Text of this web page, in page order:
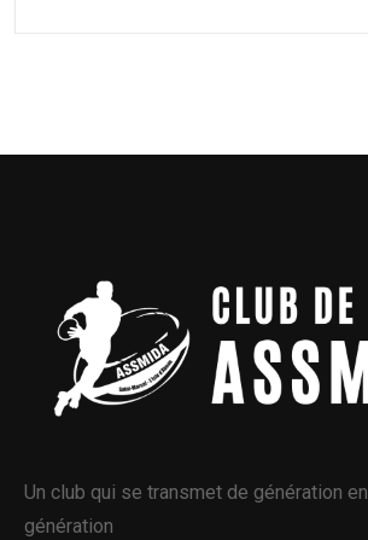
Un club qui se transmet de génération en
génération